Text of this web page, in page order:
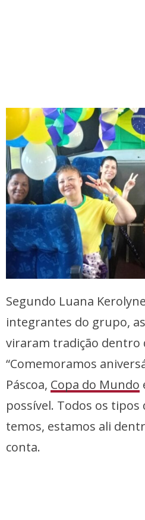
Segundo Luana
integrantes do grupo,
viraram tradição dentro
“Comemoramos
Páscoa, Copa do Mundo
possível. Todos os tipos
temos, estamos ali
conta.